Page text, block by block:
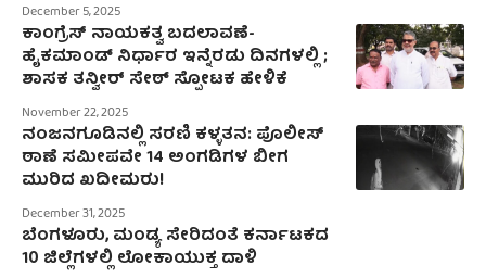
December 5, 2025
ಕಾಂಗ್ರೆಸ್ ನಾಯಕತ್ವ ಬದಲಾವಣೆ-
ಹೈಕಮಾಂಡ್ ನಿರ್ಧಾರ ಇನ್ನೆರಡು ದಿನಗಳಲ್ಲಿ ;
ಶಾಸಕ ತನ್ವೀರ್ ಸೇಠ್ ಸ್ಪೋಟಕ ಹೇಳಿಕೆ
November 22, 2025
ನಂಜನಗೂಡಿನಲ್ಲಿ ಸರಣಿ ಕಳ್ಳತನ: ಪೊಲೀಸ್
ಠಾಣೆ ಸಮೀಪವೇ 14 ಅಂಗಡಿಗಳ ಬೀಗ
ಮುರಿದ ಖದೀಮರು!
December 31, 2025
ಬೆಂಗಳೂರು, ಮಂಡ್ಯ ಸೇರಿದಂತೆ ಕರ್ನಾಟಕದ
10 ಜಿಲ್ಲೆಗಳಲ್ಲಿ ಲೋಕಾಯುಕ್ತ ದಾಳಿ